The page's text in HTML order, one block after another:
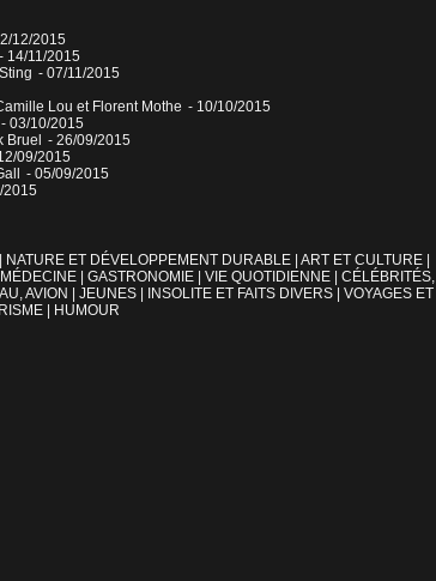
12/2015
- 14/11/2015
- 07/11/2015
Lou et Florent Mothe - 10/10/2015
- 03/10/2015
Bruel
- 26/09/2015
09/2015
- 05/09/2015
2015
NATURE ET DÉVELOPPEMENT DURABLE ART ET CULTURE
GASTRONOMIE VIE QUOTIDIENNE
CÉLÉBRITÉS,
AVION JEUNES INSOLITE ET FAITS DIVERS
VOYAGES ET
HUMOUR